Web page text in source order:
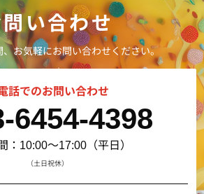
い合わせ
お気軽にお問い合わせください。
話でのお問い合わせ
6454-4398
：10:00～17:00（平日）
（土日祝休）